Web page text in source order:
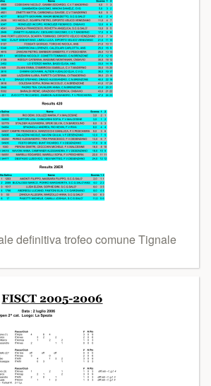
definitiva trofeo comune Tignale